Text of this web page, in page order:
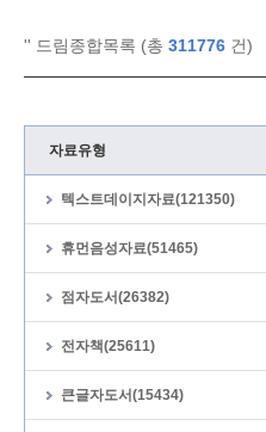
'' 드림종합목록 (총 311776 건)
자료유형
텍스트데이지자료(121350)
휴먼음성자료(51465)
점자도서(26382)
전자책(25611)
큰글자도서(15434)